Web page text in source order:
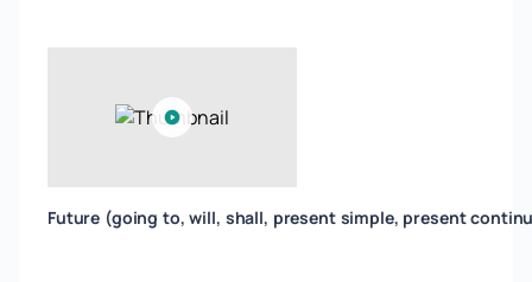
Future (going to, will, shall, present simple, present